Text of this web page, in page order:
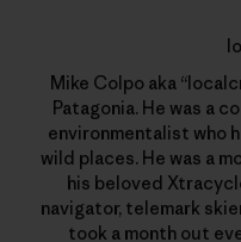
Mike Colpo aka
Patagonia. He was a
environmentalist who
wild places. He was a
his beloved
navigator, telemark
took a month out